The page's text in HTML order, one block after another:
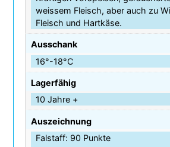
weissem Fleisch, aber auch zu
Fleisch und Hartkäse.
Ausschank
16°-18°C
Lagerfähig
10 Jahre +
Auszeichnung
Falstaff: 90 Punkte